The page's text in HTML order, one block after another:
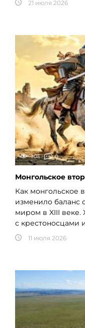
21 июля 2026
305 0
Монгольское
Как монгольское
изменило баланс
миром в XIII веке.
с крестоносцами
11 июля 2026